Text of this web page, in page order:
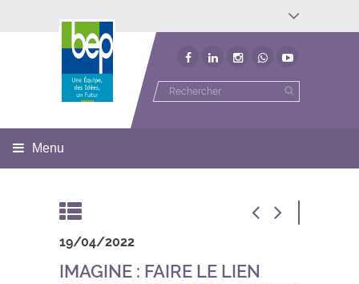
Développement économique
Développement territorial
Menu
19/04/2022
IMAGINE : FAIRE LE LIEN